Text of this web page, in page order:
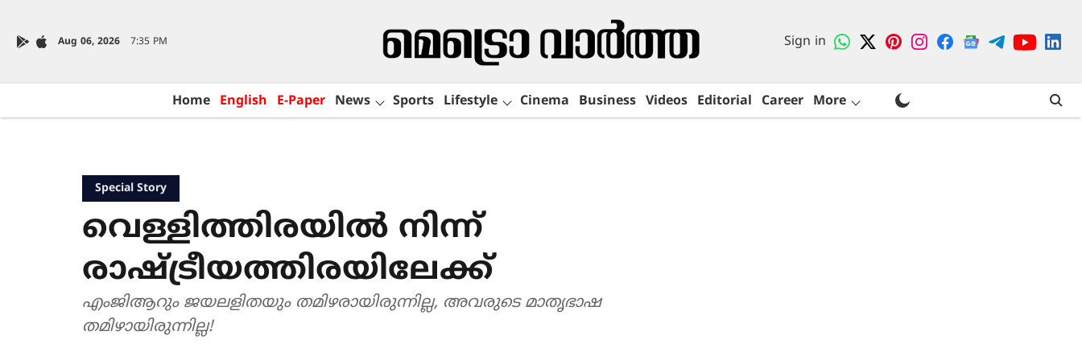
Aug 06, 2026 7:35 PM Sign in
Home English E-Paper News Sports Lifestyle Cinema Business Videos Editorial Career More
Special Story
വെള്ളിത്തിരയില്‍ നിന്ന്
രാഷ്‌ട്രീയത്തിരയിലേക്ക്
എംജിആറും ജയലളിതയും തമിഴരായിരുന്നില്ല, അവരുടെ മാതൃഭാഷ
തമിഴായിരുന്നില്ല!